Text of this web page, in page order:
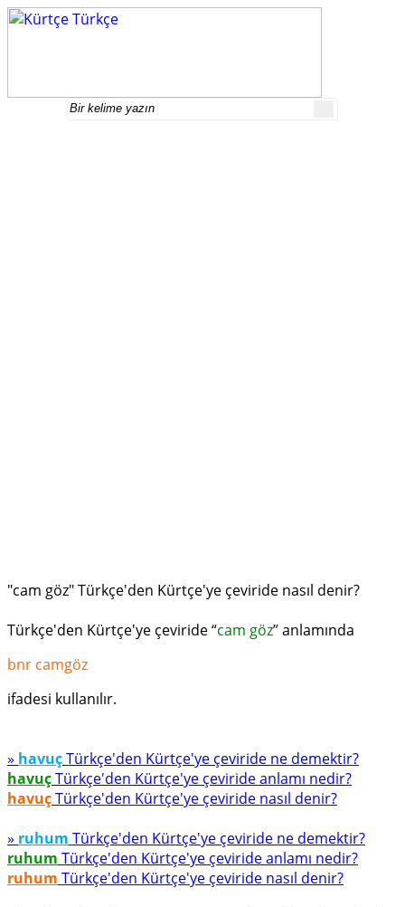
"cam göz" Türkçe'den Kürtçe'ye çeviride nasıl denir?
Türkçe'den Kürtçe'ye çeviride “cam göz” anlamında
bnr camgöz
ifadesi kullanılır.
» havuçTürkçe'den Kürtçe'ye çeviride ne demektir?
havuçTürkçe'den Kürtçe'ye çeviride anlamı nedir?
havuçTürkçe'den Kürtçe'ye çeviride nasıl denir?
» ruhum Türkçe'den Kürtçe'ye çeviride ne demektir?
ruhum Türkçe'den Kürtçe'ye çeviride anlamı nedir?
ruhum Türkçe'den Kürtçe'ye çeviride nasıl denir?